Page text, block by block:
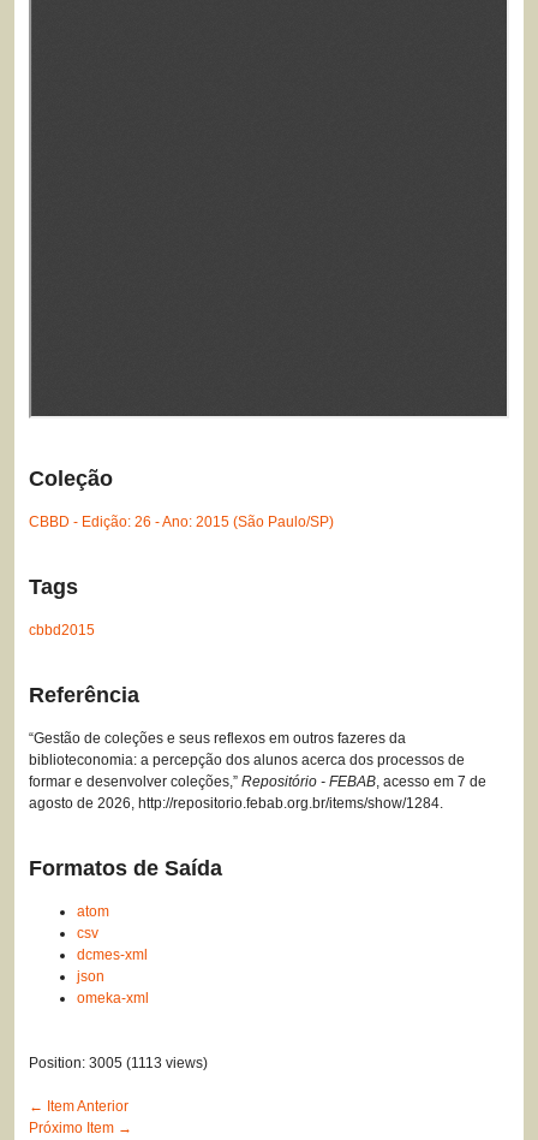
Coleção
CBBD - Edição: 26 - Ano: 2015 (São Paulo/SP)
Tags
cbbd2015
Referência
“Gestão de coleções e seus reflexos em outros fazeres da
biblioteconomia: a percepção dos alunos acerca dos processos de
formar e desenvolver coleções,” Repositório - FEBAB, acesso em 7 de
agosto de 2026, http://repositorio.febab.org.br/items/show/1284.
Formatos de Saída
atom
csv
dcmes-xml
json
omeka-xml
Position: 3005 (1113 views)
← Item Anterior
Próximo Item →